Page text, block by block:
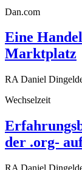
Dan.com
Eine
Marktplatz
RA Daniel
Wechselzeit
der .org-